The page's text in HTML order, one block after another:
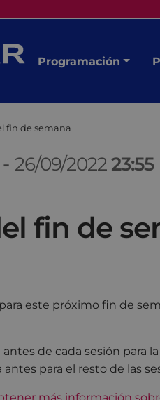
Programación
fin de semana
- 26/09/202223:55
fin de
este próximo fin de
de cada sesión para
antes para el resto de las